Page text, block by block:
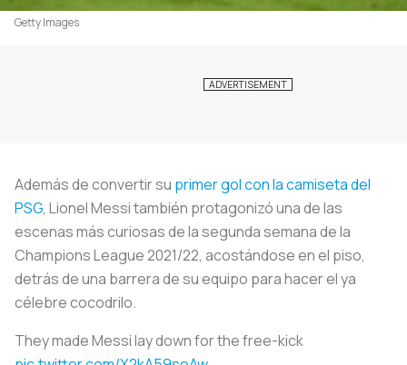
Getty Images
Además de convertir su primer gol con la camiseta del
PSG, Lionel Messi también protagonizó una de las
escenas más curiosas de la segunda semana de la
Champions League 2021/22, acostándose en el piso,
detrás de una barrera de su equipo para hacer el ya
célebre cocodrilo.
They made Messi lay down for the free-kick